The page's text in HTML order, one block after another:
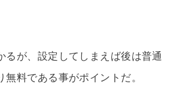
るが、設定してしまえば後は普通
無料である事がポイントだ。